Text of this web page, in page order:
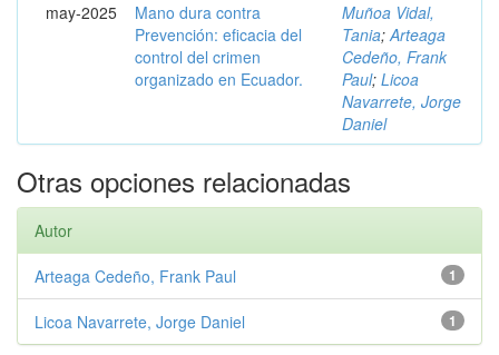
may-2025
Mano dura contra
Prevención: eficacia del
control del crimen
organizado en Ecuador.
Muñoa Vidal,
Tania;Arteaga
Cedeño, Frank
Paul; Licoa
Navarrete, Jorge
Daniel
Otras opciones relacionadas
Autor
1
Arteaga Cedeño, Frank Paul
1
Licoa Navarrete, Jorge Daniel